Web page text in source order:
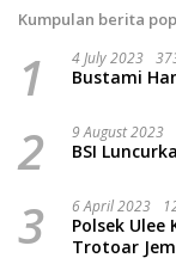
Kumpulan berita
1 4 July 2023
Bustami
2 9 August 2023
BSI
3 6 April 2023
Polsek Ulee
Trotoar